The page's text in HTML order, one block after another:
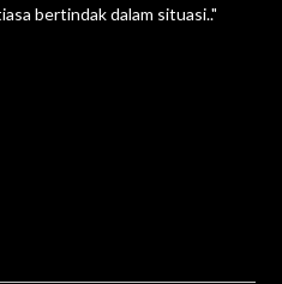
bertindak dalam situasi.."